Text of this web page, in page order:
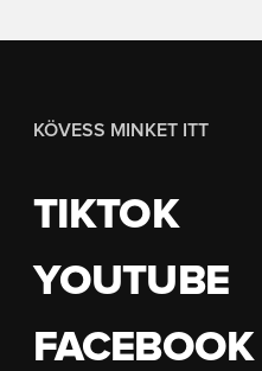
KÖVESS MINKET ITT
TIKTOK
YOUTUBE
FACEBOOK